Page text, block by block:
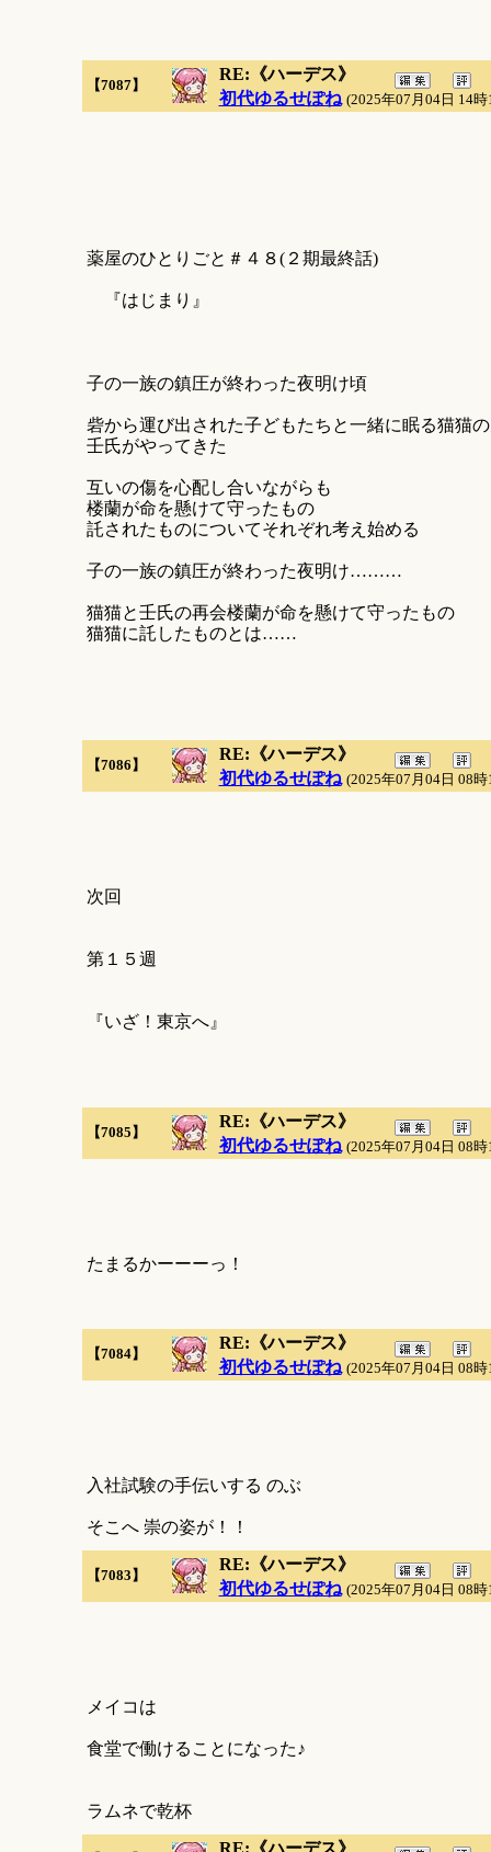
【7087】
RE:《ハーデス》
初代ゆるせぽね (2025年07月04日 14時
薬屋のひとりごと＃４８(２期最終話)
『はじまり』
子の一族の鎮圧が終わった夜明け頃
砦から運び出された子どもたちと一緒に眠る猫猫
壬氏がやってきた
互いの傷を心配し合いながらも
楼蘭が命を懸けて守ったもの
託されたものについてそれぞれ考え始める
子の一族の鎮圧が終わった夜明け………
猫猫と壬氏の再会楼蘭が命を懸けて守ったもの
猫猫に託したものとは……
【7086】
RE:《ハーデス》
初代ゆるせぽね (2025年07月04日 08時
次回
第１５週
『いざ！東京へ』
【7085】
RE:《ハーデス》
初代ゆるせぽね (2025年07月04日 08時
たまるかーーーっ！
【7084】
RE:《ハーデス》
初代ゆるせぽね (2025年07月04日 08時
入社試験の手伝いする のぶ
そこへ 崇の姿が！！
【7083】
RE:《ハーデス》
初代ゆるせぽね (2025年07月04日 08時
メイコは
食堂で働けることになった♪
ラムネで乾杯
RE:《ハーデス》